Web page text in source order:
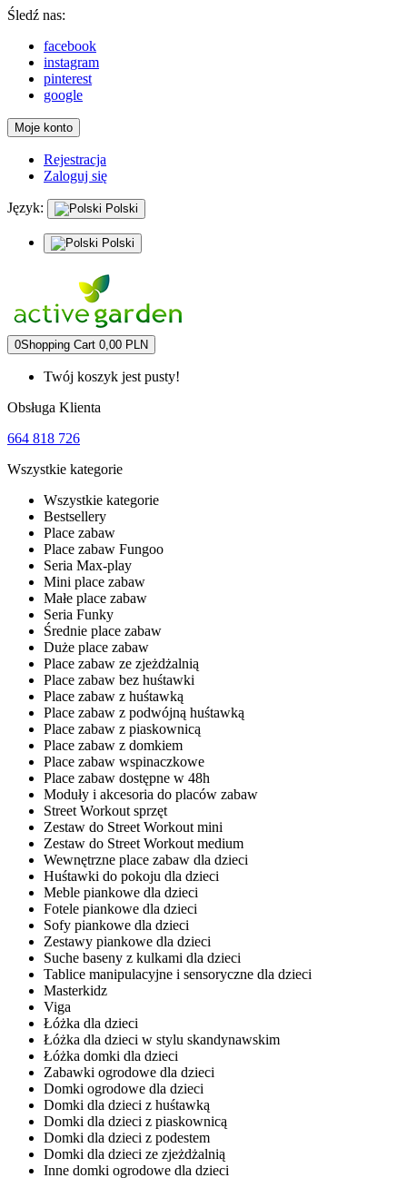
Śledź nas:
facebook
instagram
pinterest
google
Moje konto
Rejestracja
Zaloguj się
Język: Polski
Polski
0Shopping Cart 0,00 PLN
Twój koszyk jest pusty!
Obsługa Klienta
664 818 726
Wszystkie kategorie
Wszystkie kategorie
Bestsellery
Place zabaw
Place zabaw Fungoo
Seria Max-play
Mini place zabaw
Małe place zabaw
Seria Funky
Średnie place zabaw
Duże place zabaw
Place zabaw ze zjeżdżalnią
Place zabaw bez huśtawki
Place zabaw z huśtawką
Place zabaw z podwójną huśtawką
Place zabaw z piaskownicą
Place zabaw z domkiem
Place zabaw wspinaczkowe
Place zabaw dostępne w 48h
Moduły i akcesoria do placów zabaw
Street Workout sprzęt
Zestaw do Street Workout mini
Zestaw do Street Workout medium
Wewnętrzne place zabaw dla dzieci
Huśtawki do pokoju dla dzieci
Meble piankowe dla dzieci
Fotele piankowe dla dzieci
Sofy piankowe dla dzieci
Zestawy piankowe dla dzieci
Suche baseny z kulkami dla dzieci
Tablice manipulacyjne i sensoryczne dla dzieci
Masterkidz
Viga
Łóżka dla dzieci
Łóżka dla dzieci w stylu skandynawskim
Łóżka domki dla dzieci
Zabawki ogrodowe dla dzieci
Domki ogrodowe dla dzieci
Domki dla dzieci z huśtawką
Domki dla dzieci z piaskownicą
Domki dla dzieci z podestem
Domki dla dzieci ze zjeżdżalnią
Inne domki ogrodowe dla dzieci